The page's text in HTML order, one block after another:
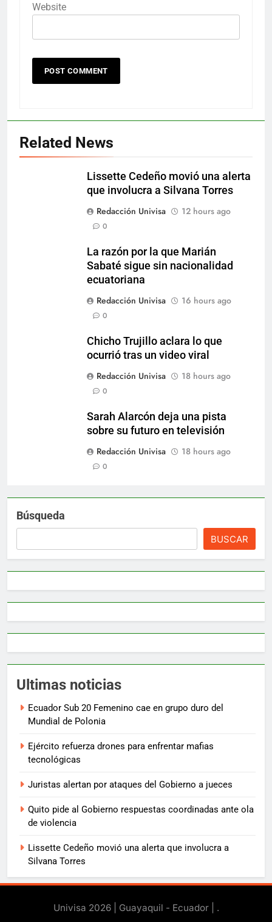
Website
Related News
Lissette Cedeño movió una alerta
que involucra a Silvana Torres
Redacción Univisa
12 hours ago
0
La razón por la que Marián
Sabaté sigue sin nacionalidad
ecuatoriana
Redacción Univisa
16 hours ago
0
Chicho Trujillo aclara lo que
ocurrió tras un video viral
Redacción Univisa
18 hours ago
0
Sarah Alarcón deja una pista
sobre su futuro en televisión
Redacción Univisa
18 hours ago
0
Búsqueda
BUSCAR
Ultimas noticias
Ecuador Sub 20 Femenino cae en grupo duro del
Mundial de Polonia
Ejército refuerza drones para enfrentar mafias
tecnológicas
Juristas alertan por ataques del Gobierno a jueces
Quito pide al Gobierno respuestas coordinadas ante ola
de violencia
Lissette Cedeño movió una alerta que involucra a
Silvana Torres
Univisa 2026 | Guayaquil - Ecuador | .